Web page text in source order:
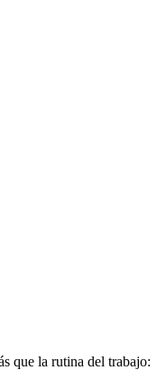
que la rutina del trabajo: